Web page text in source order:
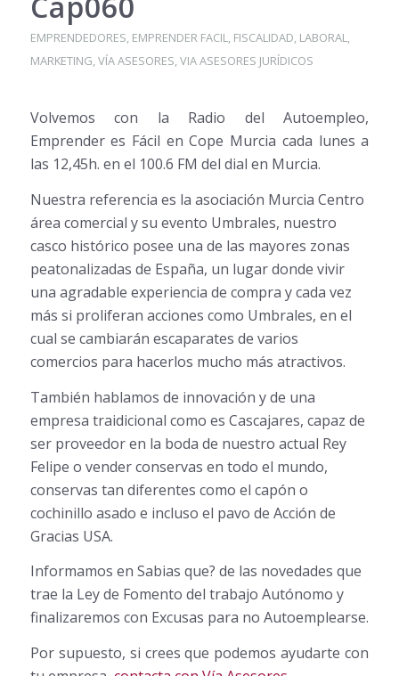
EMPRENDEDORES, EMPRENDER FACIL, FISCALIDAD, LABORAL,
MARKETING,VÍA ASESORES,VIA ASESORES JURÍDICOS
Volvemos con la Radio del Autoempleo,
Emprender es Fácil en Cope Murcia cada lunes a
las 12,45h. en el 100.6 FM del dial en Murcia.
Nuestra referencia es la asociación Murcia Centro
área comercial y su evento Umbrales, nuestro
casco histórico posee una de las mayores zonas
peatonalizadas de España, un lugar donde vivir
una agradable experiencia de compra y cada vez
más si proliferan acciones como Umbrales, en el
cual se cambiarán escaparates de varios
comercios para hacerlos mucho más atractivos.
También hablamos de innovación y de una
empresa traidicional como es Cascajares, capaz de
ser proveedor en la boda de nuestro actual Rey
Felipe o vender conservas en todo el mundo,
conservas tan diferentes como el capón o
cochinillo asado e incluso el pavo de Acción de
Gracias USA.
Informamos en Sabias que? de las novedades que
trae la Ley de Fomento del trabajo Autónomo y
finalizaremos con Excusas para no Autoemplearse.
Por supuesto, si crees que podemos ayudarte con